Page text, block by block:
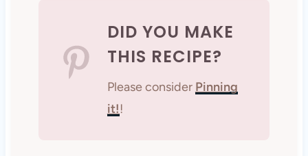
DID YOU MAKE
THIS RECIPE?
Please consider Pinning
it!!